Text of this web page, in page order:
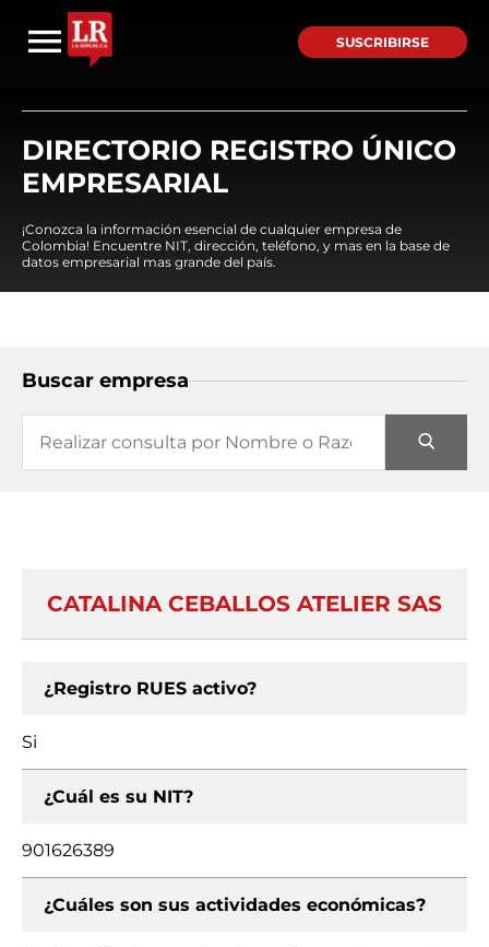
SUSCRIBIRSE
DIRECTORIO REGISTRO ÚNICO
EMPRESARIAL
¡Conozca la información esencial de cualquier empresa de
Colombia! Encuentre NIT, dirección, teléfono, y mas en la base de
datos empresarial mas grande del país.
Buscar empresa
CATALINA CEBALLOS ATELIER SAS
¿Registro RUES activo?
Si
¿Cuál es su NIT?
901626389
¿Cuáles son sus actividades económicas?